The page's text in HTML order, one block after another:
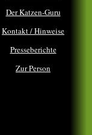
Der Katzen-Guru
Kontakt / Hinweise
Presseberichte
Zur Person